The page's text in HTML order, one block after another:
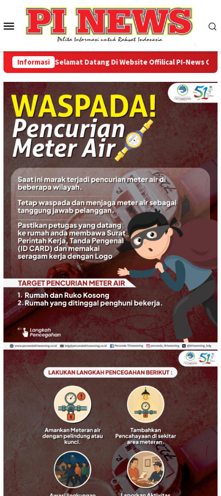
konten
Menu
Mobile
InformasiSelamat Datang Di Website Offilical PI-News Online -